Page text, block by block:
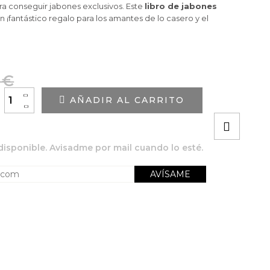
conseguir jabones exclusivos. Este libro de jabones
¡fantástico regalo para los amantes de lo casero y el
€
-
+
AÑADIR AL CARRITO
Avisadme por mail cuando lo esté.